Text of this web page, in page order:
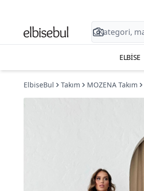
ELBISE
ElbiseBul Takım MOZENA Takım